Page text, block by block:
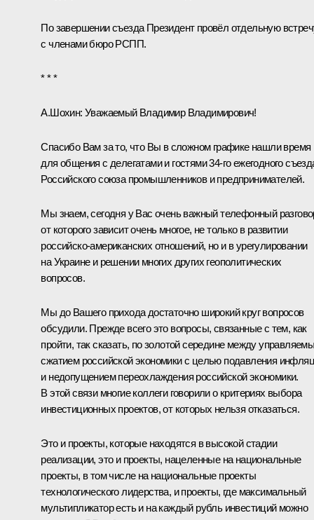
По завершении съезда Президент провёл отдельную
с членами бюро РСПП.
* * *
А.Шохин: Уважаемый Владимир Владимирович!
Спасибо Вам за то, что Вы в сложном графике нашли время
для общения с делегатами и гостями 34-го ежегодного
Российского союза промышленников и предпринимателей.
Мы знаем, сегодня у Вас очень важный телефонный
от которого зависит очень многое, не только в развитии
российско-американских отношений, но и в урегулировании
на Украине и решении многих других геополитических
вопросов.
Мы до Вашего прихода достаточно широкий круг вопросов
обсудили. Прежде всего это вопросы, связанные с тем, как
пройти, так сказать, по золотой середине между
сжатием российской экономики с целью подавления
и недопущением переохлаждения российской экономики.
В этой связи многие коллеги говорили о критериях выбора
инвестиционных проектов, от которых нельзя отказаться.
Это и проекты, которые находятся в высокой стадии
реализации, это и проекты, нацеленные на национальные
проекты, в том числе на национальные проекты
технологического лидерства, и проекты, где максимальный
мультипликатор есть и на каждый рубль инвестиций можно